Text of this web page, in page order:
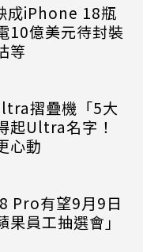
成iPhone 18瓶
10億美元待封裝
等
摺疊機「5大
起Ultra名字！
心動
Pro有望9月9日
果員工抽選會」